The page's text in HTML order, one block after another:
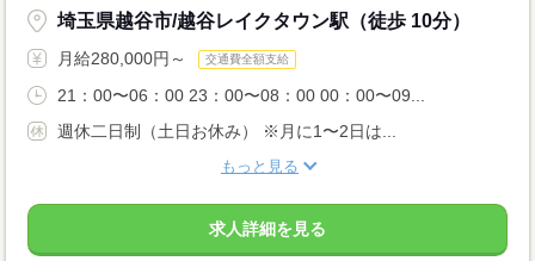
埼玉県越谷市/越谷レイクタウン駅（徒歩 10分）
月給280,000円～ 交通費全額支給
21：00〜06：00 23：00〜08：00 00：00〜09...
週休二日制（土日お休み） ※月に1〜2日は...
もっと見る
求人詳細を見る